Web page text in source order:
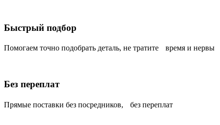
Быстрый подбор
Помогаем точно подобрать деталь, не тратите время и нервы
Без переплат
Прямые поставки без посредников, без переплат